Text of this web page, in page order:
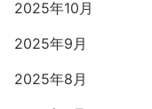
2025年10月
2025年9月
2025年8月